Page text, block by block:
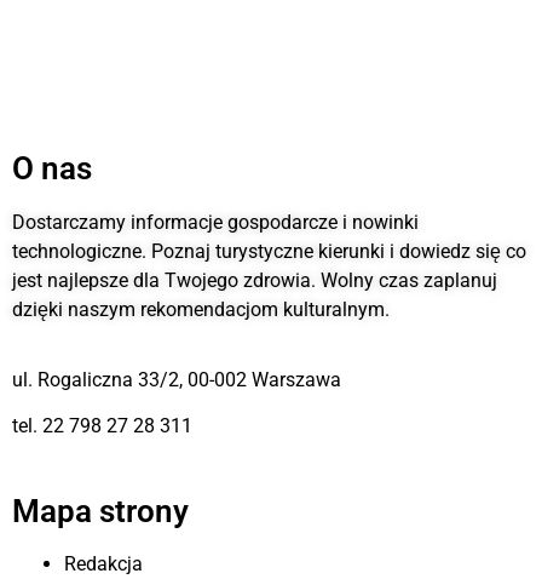
O nas
Dostarczamy informacje gospodarcze i nowinki
technologiczne. Poznaj turystyczne kierunki i dowiedz się co
jest najlepsze dla Twojego zdrowia. Wolny czas zaplanuj
dzięki naszym rekomendacjom kulturalnym.
ul. Rogaliczna 33/2, 00-002 Warszawa
tel. 22 798 27 28 311
Mapa strony
Redakcja